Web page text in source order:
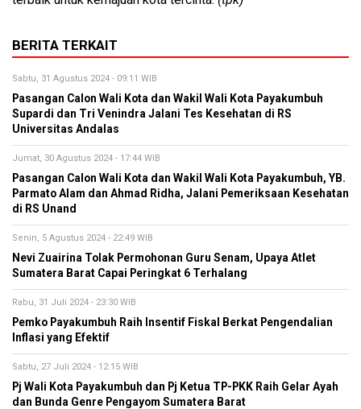
BERITA TERKAIT
Sabtu, 31 Agustus 2024 - 09:11 WIB
Pasangan Calon Wali Kota dan Wakil Wali Kota Payakumbuh
Supardi dan Tri Venindra Jalani Tes Kesehatan di RS
Universitas Andalas
Jumat, 30 Agustus 2024 - 17:44 WIB
Pasangan Calon Wali Kota dan Wakil Wali Kota Payakumbuh, YB.
Parmato Alam dan Ahmad Ridha, Jalani Pemeriksaan Kesehatan
di RS Unand
Senin, 5 Agustus 2024 - 22:49 WIB
Nevi Zuairina Tolak Permohonan Guru Senam, Upaya Atlet
Sumatera Barat Capai Peringkat 6 Terhalang
Rabu, 31 Juli 2024 - 23:30 WIB
Pemko Payakumbuh Raih Insentif Fiskal Berkat Pengendalian
Inflasi yang Efektif
Sabtu, 27 Juli 2024 - 12:15 WIB
Pj Wali Kota Payakumbuh dan Pj Ketua TP-PKK Raih Gelar Ayah
dan Bunda Genre Pengayom Sumatera Barat